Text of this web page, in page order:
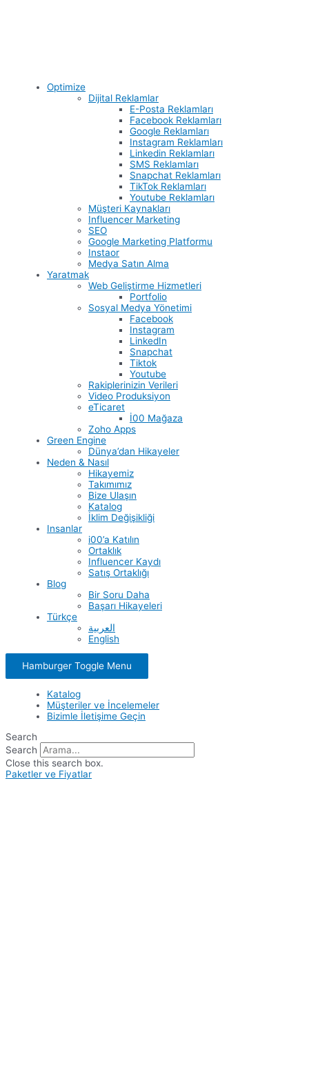
Optimize
Dijital Reklamlar
E-Posta Reklamları
Facebook Reklamları
Google Reklamları
Instagram Reklamları
Linkedin Reklamları
SMS Reklamları
Snapchat Reklamları
TikTok Reklamları
Youtube Reklamları
Müşteri Kaynakları
Influencer Marketing
SEO
Google Marketing Platformu
Instaor
Medya Satın Alma
Yaratmak
Web Geliştirme Hizmetleri
Portfolio
Sosyal Medya Yönetimi
Facebook
Instagram
LinkedIn
Snapchat
Tiktok
Youtube
Rakiplerinizin Verileri
Video Produksiyon
eTicaret
İ00 Mağaza
Zoho Apps
Green Engine
Dünya’dan Hikayeler
Neden & Nasıl
Hikayemiz
Takımımız
Bize Ulaşın
Katalog
İklim Değişikliği
Insanlar
i00’a Katılın
Ortaklık
Influencer Kaydı
Satış Ortaklığı
Blog
Bir Soru Daha
Başarı Hikayeleri
Türkçe
العربية
English
Hamburger Toggle Menu
Katalog
Müşteriler ve İncelemeler
Bizimle İletişime Geçin
Search
Search
Close this search box.
Paketler ve Fiyatlar